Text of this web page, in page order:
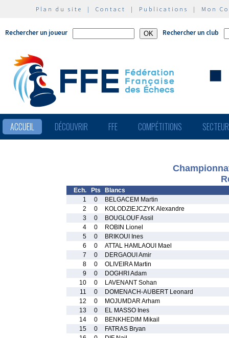
Plan du site | Contact | Publications | Mon
Rechercher un joueur Rechercher un club
ACCUEIL DÉCOUVRIR FFE COMPÉTITIONS
Ech. Pts
Blancs
1
0
BELGACEM Martin
2
0
KOLODZIEJCZYK Alexandre
3
0
BOUGLOUF Assil
4
0
ROBIN Lionel
5
0
BRIKOUI Ines
6
0
ATTAL HAMLAOUI Mael
7
0
DERGAOUI Amir
8
0
OLIVEIRA Martin
9
0
DOGHRI Adam
10
0
LAVENANT Sohan
11
0
DOMENACH-AUBERT Leonard
12
0
MOJUMDAR Arham
13
0
EL MASSO Ines
14
0
BENKHEDIM Mikail
15
0
FATRAS Bryan